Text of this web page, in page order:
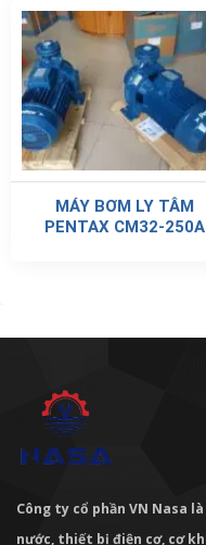
MÁY BƠM LY TÂM
PENTAX CM32-250A
Công ty cổ phần VN Nasa
nước, thiết bị điện cơ, cơ